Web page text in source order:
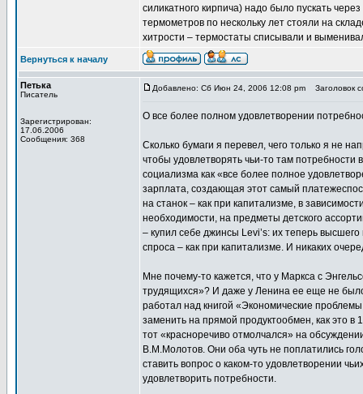
силикатного кирпича) надо было пускать
термометров по нескольку лет стояли на
хитрости – термостаты списывали и
Вернуться к началу
Петька
Писатель
Зарегистрирован:
17.06.2006
Сообщения: 368
Добавлено: Сб Июн 24, 2006 12:08 pm Заголовок
О все более полном удовлетворении
Сколько бумаги я перевел, чего только я не
чтобы удовлетворять чьи-то там
социализма как «все более полное
зарплата, создающая этот самый
на станок – как при капитализме, в
необходимости, на предметы детского
– купил себе джинсы Levi’s: их теперь
спроса – как при капитализме. И никаких
Мне почему-то кажется, что у Маркса с
трудящихся»? И даже у Ленина ее еще не
работал над книгой «Экономические
заменить на прямой продуктообмен, как это в
тот «красноречиво отмолчался» на
В.М.Молотов. Они оба чуть не поплатились
ставить вопрос о каком-то удовлетворении
удовлетворить потребности.